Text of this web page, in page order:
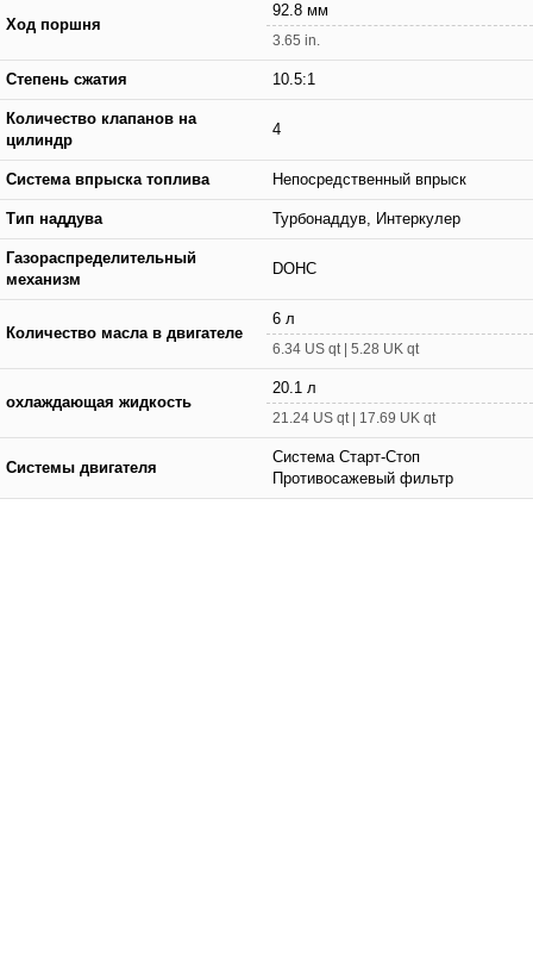
Ход поршня
92.8 мм
3.65 in.
Степень сжатия 10.5:1
Количество клапанов на
цилиндр
4
Система впрыска топлива Непосредственный впрыск
Тип наддува Турбонаддув, Интеркулер
Газораспределительный
механизм
DOHC
Количество масла в двигателе
6 л
6.34 US qt | 5.28 UK qt
охлаждающая жидкость
20.1 л
21.24 US qt | 17.69 UK qt
Системы двигателя
Система Старт-Стоп
Противосажевый фильтр